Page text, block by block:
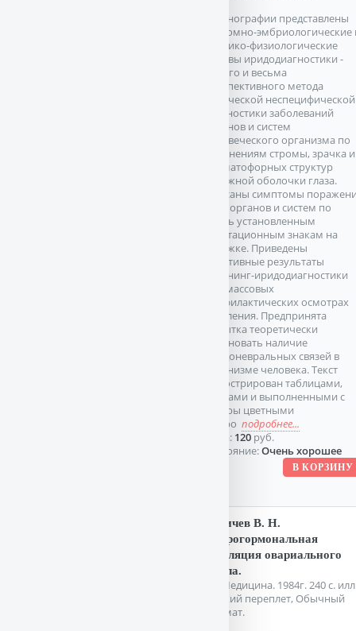
В монографии представлены
анатомно-эмбриологические
клинико-физиологические
основы иридодиагностики -
нового и весьма
перспективного метода
топической неспецифической
диагностики заболеваний
органов и систем
человеческого организма по
изменениям стромы, зрачка и
хроматофорных структур
радужной оболочки глаза.
Описаны симптомы
ряда органов и систем по
вновь установленным
адаптационным знакам на
радужке. Приведены
позитивные результаты
скрининг-иридодиагностики
при массовых
профилактических осмотрах
населения. Предпринята
попытка теоретически
обосновать наличие
иридоневральных связей в
организме человека. Текст
иллюстрирован таблицами,
схемами и выполненными с
натуры цветными
микро подробнее...
Цена: 120руб.
Состояние:Очень хорошее
Бабичев В. Н.
Нейрогормональная
регуляция овариального
цикла.
М. Медицина. 1984г. 240 с.
Мягкий переплет, Обычный
формат.